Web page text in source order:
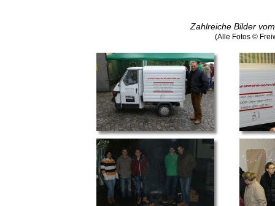
Zahlreiche Bilder
(Alle Fotos ©